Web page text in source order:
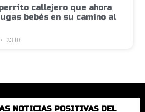
callejero que ahora
bebés en su camino al
23:10
NOTICIAS POSITIVAS DEL